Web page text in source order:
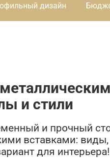
дизайн
и стили
и прочный
вставками:
для интерьера!